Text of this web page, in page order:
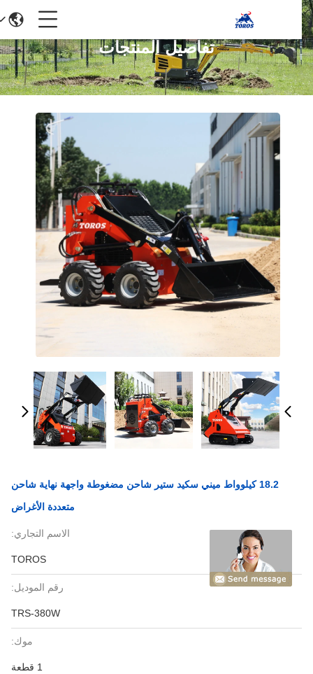
تفاصيل المنتجات
18.2 كيلوواط ميني سكيد ستير شاحن مضغوطة واجهة نهاية شاحن
متعددة الأغراض
الاسم التجاري:
TOROS
رقم الموديل:
TRS-380W
موك: